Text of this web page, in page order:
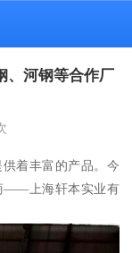
、河钢等合作厂
着丰富的产品。今
——上海轩本实业有